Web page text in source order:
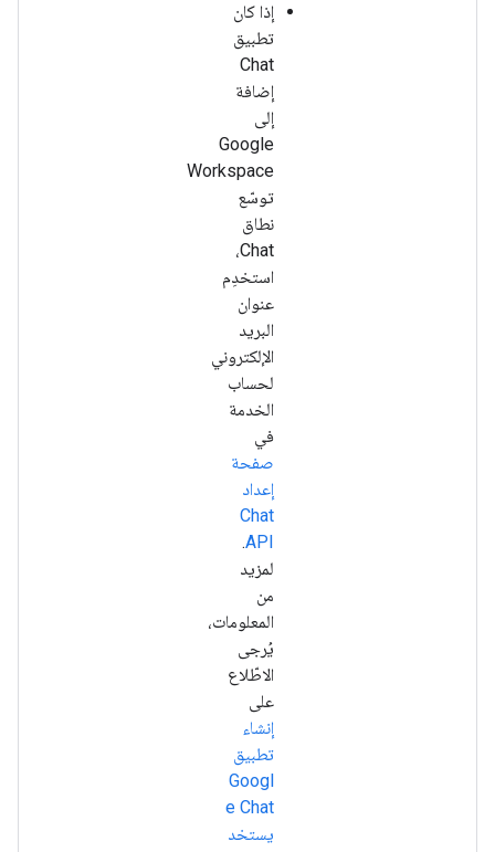
إذا كان
تطبيق
Chat
إضافة
إلى
Google
Workspace
توسّع
نطاق
Chat،
استخدِم
عنوان
البريد
الإلكتروني
لحساب
الخدمة
في
صفحة
إعداد
Chat
API
.
لمزيد
من
المعلومات،
يُرجى
الاطّلاع
على
إنشاء
تطبيق
Googl
e Chat
يستخد